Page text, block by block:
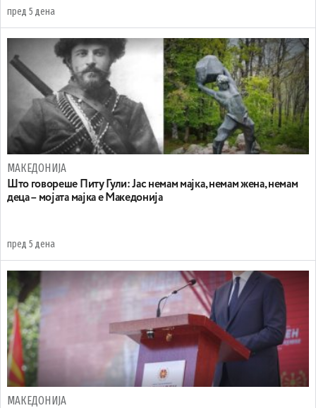
пред 5 дена
МАКЕДОНИЈА
Што говореше Питу Гули: Јас немам мајка, немам жена, немам
деца – мојата мајка е Македонија
пред 5 дена
МАКЕДОНИЈА